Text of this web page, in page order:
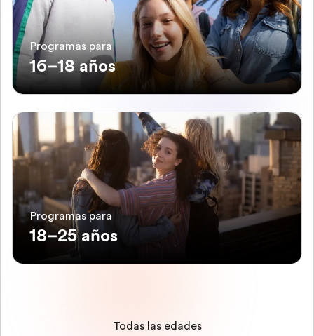
Programas para
16–18 años
Programas para
18–25 años
Todas las edades